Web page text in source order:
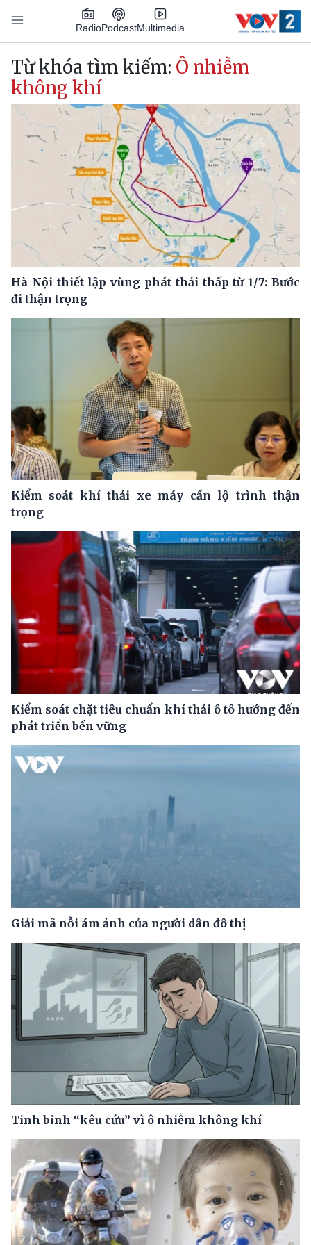
Nhảy đến nội dung
RadioPodcastMultimedia
Main navigation
Từ khóa tìm kiếm: Ô nhiễm
không khí
Hà Nội thiết lập vùng phát thải thấp từ 1/7: Bước
đi thận trọng
Kiểm soát khí thải xe máy cần lộ trình thận
trọng
Kiểm soát chặt tiêu chuẩn khí thải ô tô hướng đến
phát triển bền vững
Giải mã nỗi ám ảnh của người dân đô thị
Tinh binh “kêu cứu” vì ô nhiễm không khí